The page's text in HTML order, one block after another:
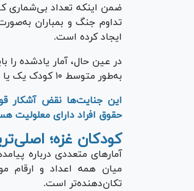
ضمن اینکه تعداد بی‌شماری
تداوم جنگ و بمباران
ایجاد کرده است.
در عین حال، آمار یادشده را
به‌طور متوسط ۱۰ کودک یک یا هر ۲ پای خود را از دست می‌دهند.
این جنایت‌ها نقض آشکار
حقوق افراد دارای معلولیت
کودکان غزه؛
میان همه اعداد و ارقام
تکان‌دهنده‌تر است.